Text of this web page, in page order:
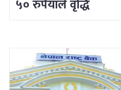
५० रुपैयाँले वृद्धि